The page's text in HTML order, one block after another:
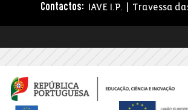
Contactos: IAVE I.P. | Travessa